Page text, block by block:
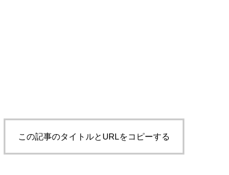
この記事のタイトルとURLをコピーする